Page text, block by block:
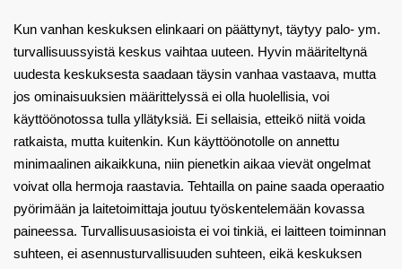
Kun vanhan keskuksen elinkaari on päättynyt, täytyy palo- ym.
turvallisuussyistä keskus vaihtaa uuteen. Hyvin määriteltynä
uudesta keskuksesta saadaan täysin vanhaa vastaava, mutta
jos ominaisuuksien määrittelyssä ei olla huolellisia, voi
käyttöönotossa tulla yllätyksiä. Ei sellaisia, etteikö niitä voida
ratkaista, mutta kuitenkin. Kun käyttöönotolle on annettu
minimaalinen aikaikkuna, niin pienetkin aikaa vievät ongelmat
voivat olla hermoja raastavia. Tehtailla on paine saada operaatio
pyörimään ja laitetoimittaja joutuu työskentelemään kovassa
paineessa. Turvallisuusasioista ei voi tinkiä, ei laitteen toiminnan
suhteen, ei asennusturvallisuuden suhteen, eikä keskuksen